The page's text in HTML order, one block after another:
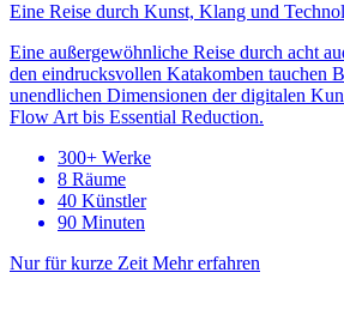
Eine Reise durch Kunst, Klang und
Eine außergewöhnliche Reise durch acht
den eindrucksvollen Katakomben tauchen
unendlichen Dimensionen der digitalen
Flow Art bis Essential Reduction.
300+ Werke
8 Räume
40 Künstler
90 Minuten
Nur für kurze Zeit Mehr erfahren